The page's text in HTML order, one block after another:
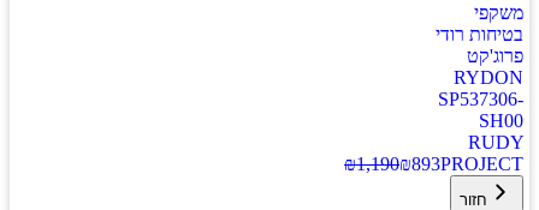
משקפי
בטיחות רודי
פרוג'קט
RYDON
SP537306-
SH00
RUDY
PROJECT
₪893
₪1,190
חזור